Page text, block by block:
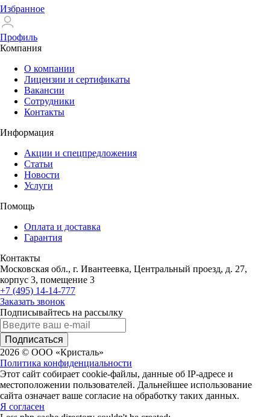
Избранное
Профиль
Компания
О компании
Лицензии и сертификаты
Вакансии
Сотрудники
Контакты
Информация
Акции и спецпредложения
Статьи
Новости
Услуги
Помощь
Оплата и доставка
Гарантия
Контакты
Московская обл., г. Ивантеевка, Центральный проезд, д. 27,
корпус 3, помещение 3
+7 (495) 14-14-777
Заказать звонок
Подписывайтесь на рассылку
Подписаться
2026 © ООО «Кристаль»
Политика конфиденциальности
Этот сайт собирает cookie-файлы, данные об IP-адресе и
местоположении пользователей. Дальнейшее использование
сайта означает ваше согласие на обработку таких данных.
Я согласен